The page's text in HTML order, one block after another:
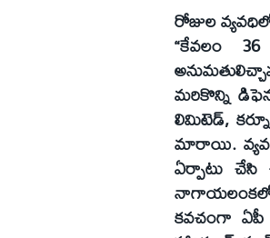
రోజుల
“కేవలం
మరికొన్ని
లిమిటెడ్,
మారాయి.
ఏర్పాటు చేసి
నాగాయలంకలో
కవచంగా ఏపీ